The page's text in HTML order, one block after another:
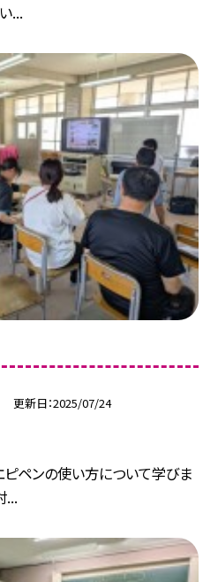
...
更新日 2025/07/24
ピペンの使い方について学びま
...